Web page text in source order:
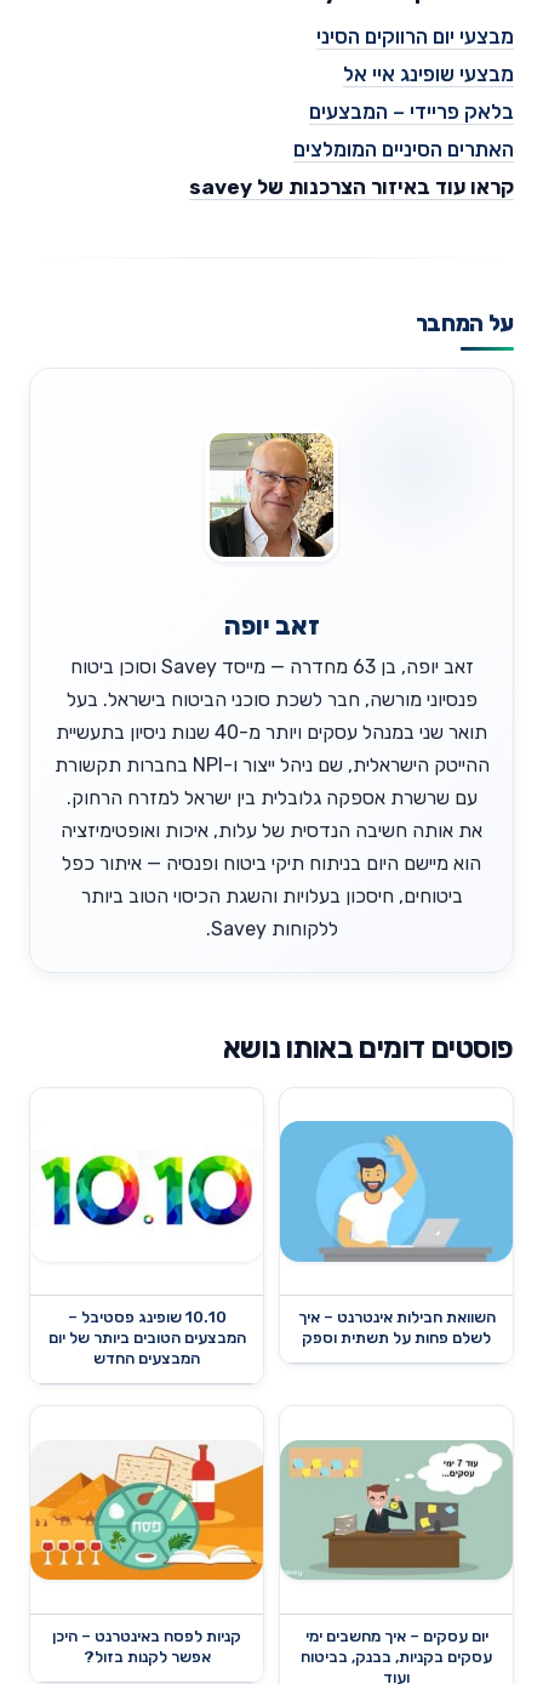
מבצעי יום הרווקים הסיני
מבצעי שופינג איי אל
בלאק פריידי – המבצעים
האתרים הסיניים המומלצים
קראו עוד באיזור הצרכנות של savey
על המחבר
זאב יופה
זאב יופה, בן 63 מחדרה — מייסד Savey וסוכן ביטוח
פנסיוני מורשה, חבר לשכת סוכני הביטוח בישראל. בעל
תואר שני במנהל עסקים ויותר מ-40 שנות ניסיון בתעשיית
ההייטק הישראלית, שם ניהל ייצור ו-NPI בחברות תקשורת
עם שרשרת אספקה גלובלית בין ישראל למזרח הרחוק.
את אותה חשיבה הנדסית של עלות, איכות ואופטימיזציה
הוא מיישם היום בניתוח תיקי ביטוח ופנסיה — איתור כפל
ביטוחים, חיסכון בעלויות והשגת הכיסוי הטוב ביותר
ללקוחות Savey.
פוסטים דומים באותו נושא
השוואת חבילות אינטרנט – איך
לשלם פחות על תשתית וספק
10.10 שופינג פסטיבל –
המבצעים הטובים ביותר של יום
המבצעים החדש
יום עסקים – איך מחשבים ימי
עסקים בקניות, בבנק, בביטוח
ועוד
קניות לפסח באינטרנט – היכן
אפשר לקנות בזול?